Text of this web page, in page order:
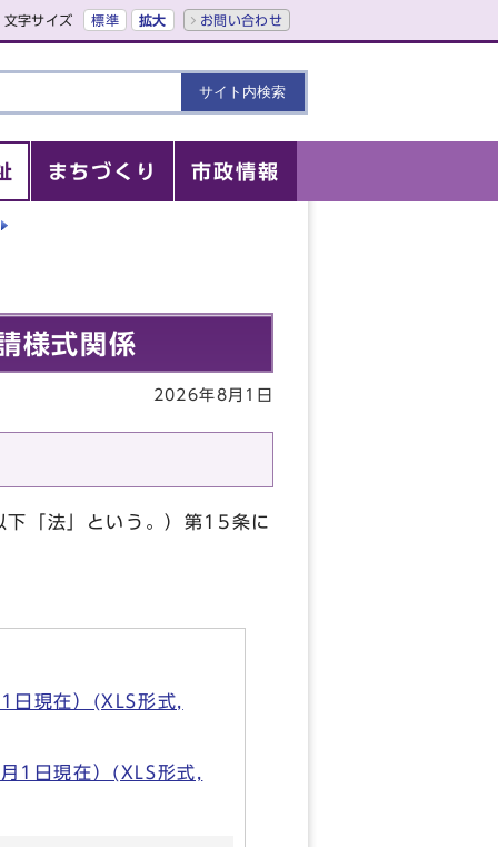
文字サイズ 標準 拡大 お問い合わせ
まちづくり 市政情報
様式関係
2026年8月1日
「法」という。）第15条に
現在）(XLS形式,
1日現在）(XLS形式,